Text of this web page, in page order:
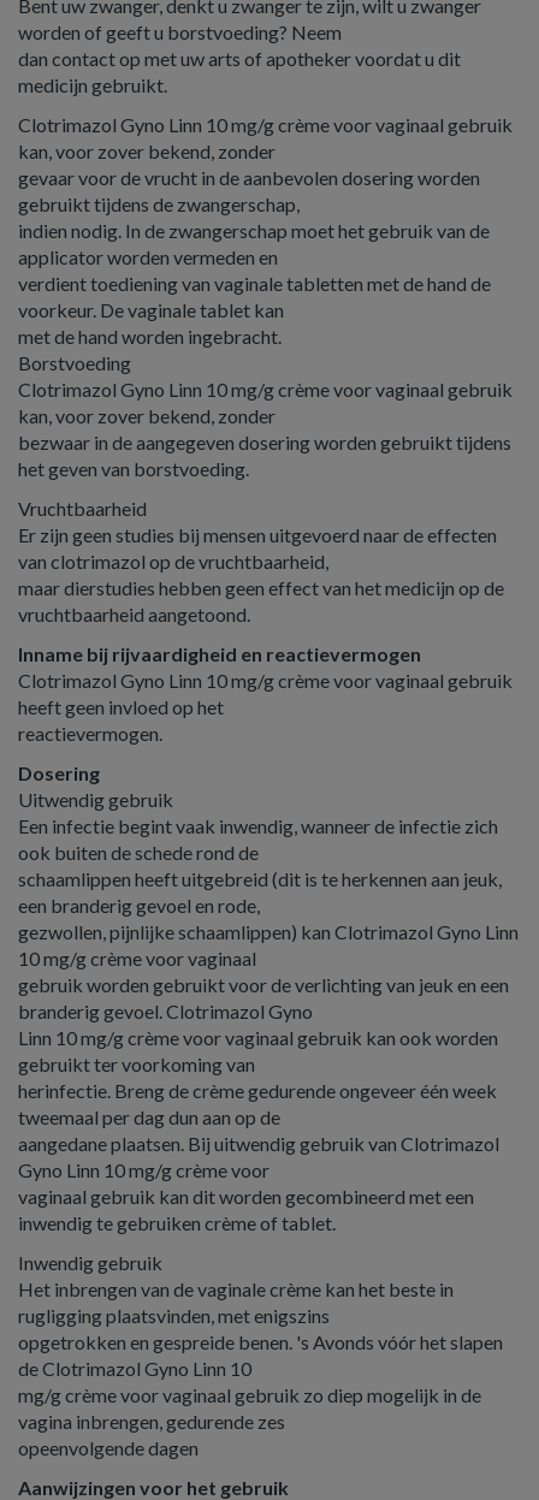
Bent uw zwanger, denkt u zwanger te zijn, wilt u zwanger
worden of geeft u borstvoeding? Neem
dan contact op met uw arts of apotheker voordat u dit
medicijn gebruikt.
Clotrimazol Gyno Linn 10 mg/g crème voor vaginaal gebruik
kan, voor zover bekend, zonder
gevaar voor de vrucht in de aanbevolen dosering worden
gebruikt tijdens de zwangerschap,
indien nodig. In de zwangerschap moet het gebruik van de
applicator worden vermeden en
verdient toediening van vaginale tabletten met de hand de
voorkeur. De vaginale tablet kan
met de hand worden ingebracht.
Borstvoeding
Clotrimazol Gyno Linn 10 mg/g crème voor vaginaal gebruik
kan, voor zover bekend, zonder
bezwaar in de aangegeven dosering worden gebruikt tijdens
het geven van borstvoeding.
Vruchtbaarheid
Er zijn geen studies bij mensen uitgevoerd naar de effecten
van clotrimazol op de vruchtbaarheid,
maar dierstudies hebben geen effect van het medicijn op de
vruchtbaarheid aangetoond.
Inname bij rijvaardigheid en reactievermogen
Clotrimazol Gyno Linn 10 mg/g crème voor vaginaal gebruik
heeft geen invloed op het
reactievermogen.
Dosering
Uitwendig gebruik
Een infectie begint vaak inwendig, wanneer de infectie zich
ook buiten de schede rond de
schaamlippen heeft uitgebreid (dit is te herkennen aan jeuk,
een branderig gevoel en rode,
gezwollen, pijnlijke schaamlippen) kan Clotrimazol Gyno Linn
10 mg/g crème voor vaginaal
gebruik worden gebruikt voor de verlichting van jeuk en een
branderig gevoel. Clotrimazol Gyno
Linn 10 mg/g crème voor vaginaal gebruik kan ook worden
gebruikt ter voorkoming van
herinfectie. Breng de crème gedurende ongeveer één week
tweemaal per dag dun aan op de
aangedane plaatsen. Bij uitwendig gebruik van Clotrimazol
Gyno Linn 10 mg/g crème voor
vaginaal gebruik kan dit worden gecombineerd met een
inwendig te gebruiken crème of tablet.
Inwendig gebruik
Het inbrengen van de vaginale crème kan het beste in
rugligging plaatsvinden, met enigszins
opgetrokken en gespreide benen. 's Avonds vóór het slapen
de Clotrimazol Gyno Linn 10
mg/g crème voor vaginaal gebruik zo diep mogelijk in de
vagina inbrengen, gedurende zes
opeenvolgende dagen
Aanwijzingen voor het gebruik